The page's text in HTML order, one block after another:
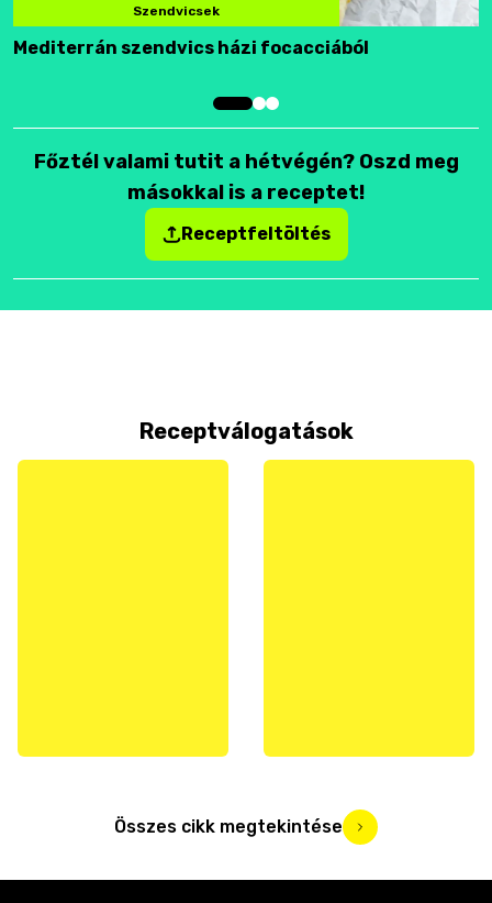
Szendvicsek
Mediterrán szendvics házi focacciából
Főztél valami tutit a hétvégén? Oszd meg
másokkal is a receptet!
Receptfeltöltés
Receptválogatások
Összes cikk megtekintése